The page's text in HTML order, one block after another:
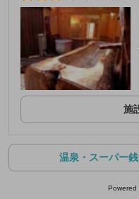
施
温泉・スーパー
Powered